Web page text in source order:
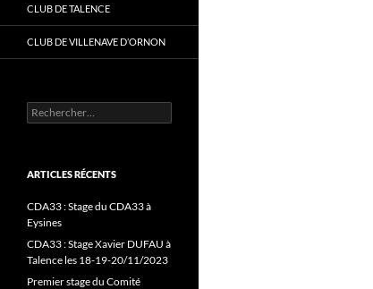
CLUB DE TALENCE
CLUB DE VILLENAVE D’ORNON
Rechercher :
ARTICLES RÉCENTS
CDA33 : Stage du CDA33 à
Eysines
CDA33 : Stage Xavier DUFAU à
Talence les 18-19-20/11/2023
Premier stage du Comité